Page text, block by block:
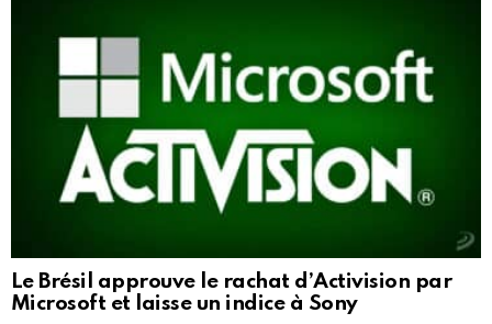
Le Brésil approuve le rachat d’Activision par
Microsoft et laisse un indice à Sony